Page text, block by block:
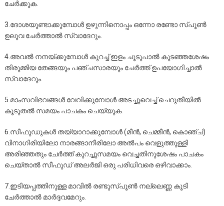
ചേര്‍ക്കുക.
3.ദോശയുണ്ടാക്കുമ്പോള്‍ ഉഴുന്നിനൊപ്പം ഒന്നോ രണ്ടോ സ്പൂണ്‍
ഉലുവ ചേര്‍ത്താല്‍ സ്വാദേറും.
4.അവല്‍ നനയ്ക്കുമ്പോള്‍ കുറച്ച് ഇളം ചൂടുപാല്‍ കുടഞ്ഞശേഷം
തിരുമ്മിയ തേങ്ങയും പഞ്ചസാരയും ചേര്‍ത്ത് ഉപയോഗിച്ചാല്‍
സ്വാദേറും.
5.മാംസവിഭവങ്ങള്‍ വേവിക്കുമ്പോള്‍ അടച്ചുവെച്ച് ചെറുതീയില്‍
കൂടുതല്‍ സമയം പാചകം ചെയ്യുക.
6.സീഫുഡുകള്‍ തയ്യാറാക്കുമ്പോള്‍ (മീന്‍, ചെമ്മീന്‍, കൊഞ്ച്)
വിനാഗിരിയിലോ നാരങ്ങാനീരിലോ അല്‍പം വെളുത്തുള്ളി
അരിഞ്ഞതും ചേര്‍ത്ത് കുറച്ചുസമയം വെച്ചതിനുശേഷം പാചകം
ചെയ്താല്‍ സീഫുഡ് അലര്‍ജി ഒരു പരിധിവരെ ഒഴിവാക്കാം.
7.ഇടിയപ്പത്തിനുള്ള മാവില്‍ രണ്ടുസ്പൂണ്‍ നല്ലെണ്ണ കൂടി
ചേര്‍ത്താല്‍ മാര്‍ദ്ദവമേറും.